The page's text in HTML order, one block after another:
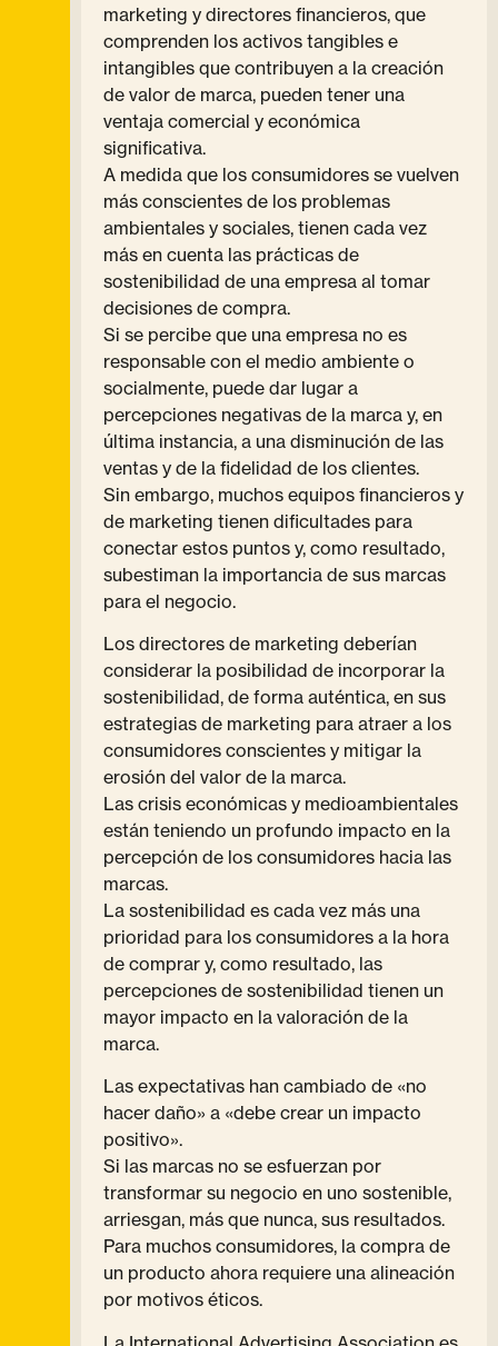
marketing y directores financieros, que
comprenden los activos tangibles e
intangibles que contribuyen a la creación
de valor de marca, pueden tener una
ventaja comercial y económica
significativa.
A medida que los consumidores se vuelven
más conscientes de los problemas
ambientales y sociales, tienen cada vez
más en cuenta las prácticas de
sostenibilidad de una empresa al tomar
decisiones de compra.
Si se percibe que una empresa no es
responsable con el medio ambiente o
socialmente, puede dar lugar a
percepciones negativas de la marca y, en
última instancia, a una disminución de las
ventas y de la fidelidad de los clientes.
Sin embargo, muchos equipos financieros y
de marketing tienen dificultades para
conectar estos puntos y, como resultado,
subestiman la importancia de sus marcas
para el negocio.
Los directores de marketing deberían
considerar la posibilidad de incorporar la
sostenibilidad, de forma auténtica, en sus
estrategias de marketing para atraer a los
consumidores conscientes y mitigar la
erosión del valor de la marca.
Las crisis económicas y medioambientales
están teniendo un profundo impacto en la
percepción de los consumidores hacia las
marcas.
La sostenibilidad es cada vez más una
prioridad para los consumidores a la hora
de comprar y, como resultado, las
percepciones de sostenibilidad tienen un
mayor impacto en la valoración de la
marca.
Las expectativas han cambiado de «no
hacer daño» a «debe crear un impacto
positivo».
Si las marcas no se esfuerzan por
transformar su negocio en uno sostenible,
arriesgan, más que nunca, sus resultados.
Para muchos consumidores, la compra de
un producto ahora requiere una alineación
por motivos éticos.